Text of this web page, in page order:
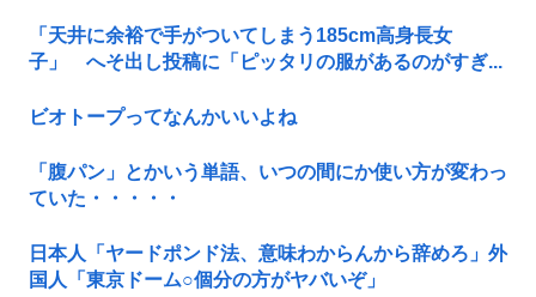
「天井に余裕で手がついてしまう185cm高身長女
子」 へそ出し投稿に「ピッタリの服があるのがすぎ...
ビオトープってなんかいいよね
「腹パン」とかいう単語、いつの間にか使い方が変わっ
ていた・・・・・
日本人「ヤードポンド法、意味わからんから辞めろ」外
国人「東京ドーム○個分の方がヤバいぞ」